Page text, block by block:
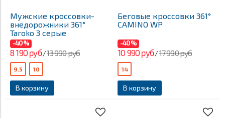
Мужские кроссовки-
внедорожники 361°
Taroko 3 серые
-40%
8 190 руб/13 990 руб
В корзину
9.5 10
Беговые кроссовки 361°
CAMINO WP
-40%
10 990 руб/17 990 руб
В корзину
14